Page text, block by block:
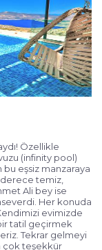
Özellikle
(infinity pool)
eşsiz manzaraya
temiz,
Ali bey ise
Her konuda
evimizde
tatil geçirmek
Tekrar gelmeyi
çok teşekkür